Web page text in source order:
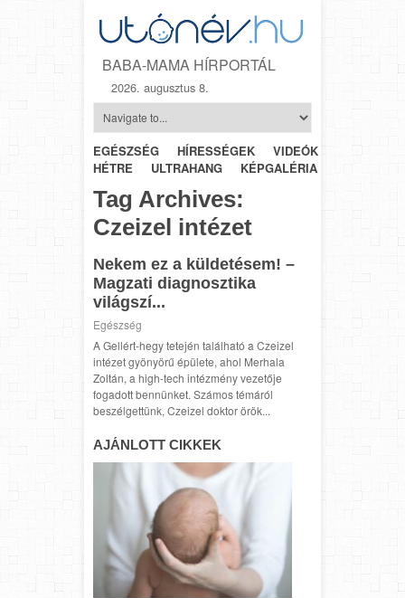
BABA-MAMA HÍRPORTÁL
2026. augusztus 8.
EGÉSZSÉG HÍRESSÉGEK VIDEÓK
HÉTRŐL-
HÉTRE
ULTRAHANG KÉPGALÉRIA
Tag Archives:
Czeizel intézet
Nekem ez a küldetésem! –
Magzati diagnosztika
világszí...
Egészség
A Gellért-hegy tetején található a Czeizel
intézet gyönyörű épülete, ahol Merhala
Zoltán, a high-tech intézmény vezetője
fogadott bennünket. Számos témáról
beszélgettünk, Czeizel doktor örök...
AJÁNLOTT CIKKEK